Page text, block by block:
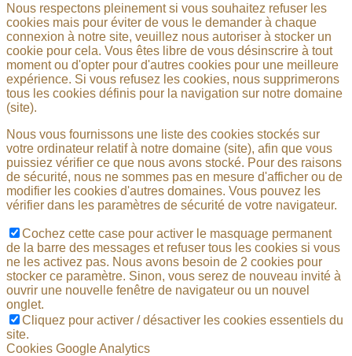
Nous respectons pleinement si vous souhaitez refuser les
cookies mais pour éviter de vous le demander à chaque
connexion à notre site, veuillez nous autoriser à stocker un
cookie pour cela. Vous êtes libre de vous désinscrire à tout
moment ou d'opter pour d'autres cookies pour une meilleure
expérience. Si vous refusez les cookies, nous supprimerons
tous les cookies définis pour la navigation sur notre domaine
(site).
Nous vous fournissons une liste des cookies stockés sur
votre ordinateur relatif à notre domaine (site), afin que vous
puissiez vérifier ce que nous avons stocké. Pour des raisons
de sécurité, nous ne sommes pas en mesure d'afficher ou de
modifier les cookies d'autres domaines. Vous pouvez les
vérifier dans les paramètres de sécurité de votre navigateur.
Cochez cette case pour activer le masquage permanent
de la barre des messages et refuser tous les cookies si vous
ne les activez pas. Nous avons besoin de 2 cookies pour
stocker ce paramètre. Sinon, vous serez de nouveau invité à
ouvrir une nouvelle fenêtre de navigateur ou un nouvel
onglet.
Cliquez pour activer / désactiver les cookies essentiels du
site.
Cookies Google Analytics